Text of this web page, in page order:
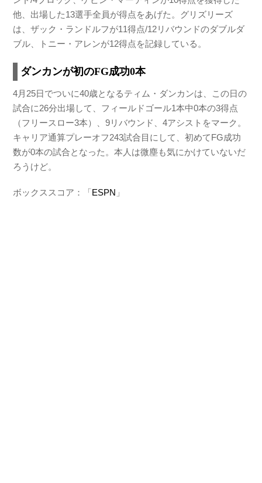
他、出場した13選手全員が得点をあげた。グリズリーズ
は、ザック・ランドルフが11得点/12リバウンドのダブルダ
ブル、トニー・アレンが12得点を記録している。
ダンカンが初のFG成功0本
4月25日でついに40歳となるティム・ダンカンは、この日の
試合に26分出場して、フィールドゴール1本中0本の3得点
（フリースロー3本）、9リバウンド、4アシストをマーク。
キャリア通算プレーオフ243試合目にして、初めてFG成功
数が0本の試合となった。本人は微塵も気にかけていないだ
ろうけど。
ボックススコア：「ESPN 」